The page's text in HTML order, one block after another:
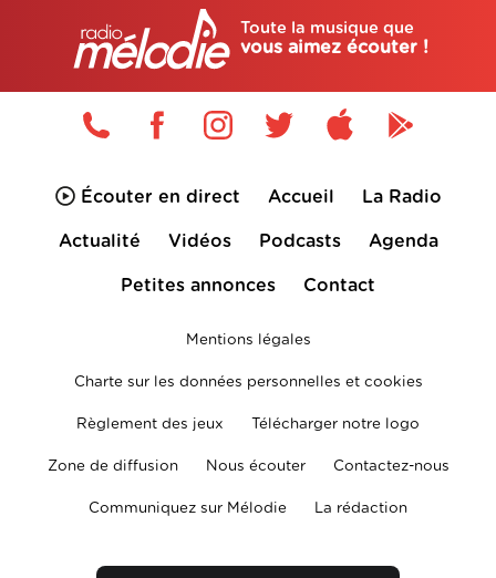
Toute la musique que
vous aimez écouter !
Écouter en direct Accueil La Radio
Actualité Vidéos Podcasts Agenda
Petites annonces Contact
Mentions légales
Charte sur les données personnelles et cookies
Règlement des jeux Télécharger notre logo
Zone de diffusion Nous écouter Contactez-nous
Communiquez sur Mélodie La rédaction